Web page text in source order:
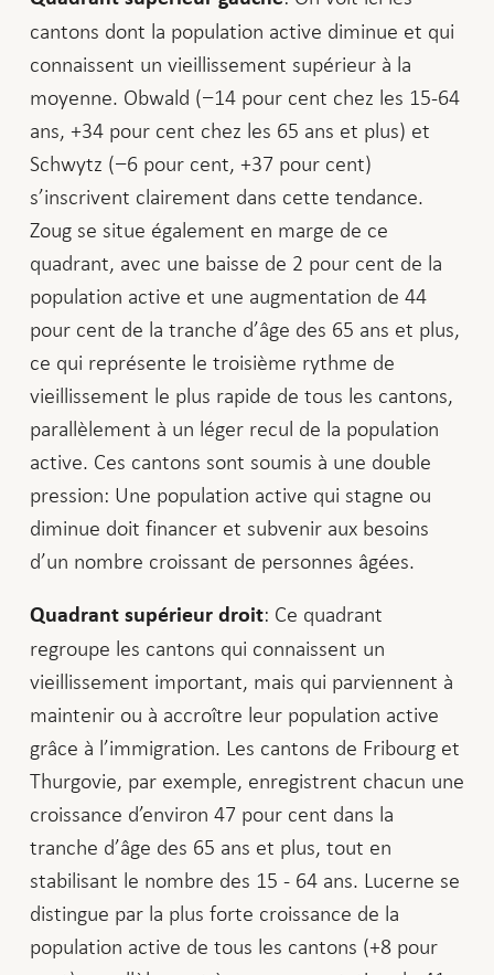
cantons dont la population active diminue et qui
connaissent un vieillissement supérieur à la
moyenne. Obwald (−14 pour cent chez les 15-64
ans, +34 pour cent chez les 65 ans et plus) et
Schwytz (−6 pour cent, +37 pour cent)
s’inscrivent clairement dans cette tendance.
Zoug se situe également en marge de ce
quadrant, avec une baisse de 2 pour cent de la
population active et une augmentation de 44
pour cent de la tranche d’âge des 65 ans et plus,
ce qui représente le troisième rythme de
vieillissement le plus rapide de tous les cantons,
parallèlement à un léger recul de la population
active. Ces cantons sont soumis à une double
pression: Une population active qui stagne ou
diminue doit financer et subvenir aux besoins
d’un nombre croissant de personnes âgées.
Quadrant supérieur droit: Ce quadrant
regroupe les cantons qui connaissent un
vieillissement important, mais qui parviennent à
maintenir ou à accroître leur population active
grâce à l’immigration. Les cantons de Fribourg et
Thurgovie, par exemple, enregistrent chacun une
croissance d’environ 47 pour cent dans la
tranche d’âge des 65 ans et plus, tout en
stabilisant le nombre des 15 - 64 ans. Lucerne se
distingue par la plus forte croissance de la
population active de tous les cantons (+8 pour